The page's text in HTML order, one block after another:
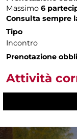
Massimo 6
Consulta sempre
Tipo
Incontro
Prenotazione
Attività